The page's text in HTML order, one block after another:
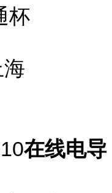
杯
在线电导